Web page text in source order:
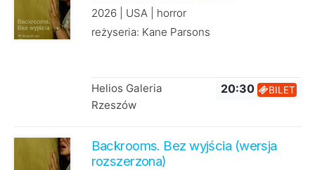
2026 | USA | horror
reżyseria: Kane Parsons
Helios Galeria
Rzeszów
20:30 BILET
Backrooms. Bez wyjścia (wersja
rozszerzona)